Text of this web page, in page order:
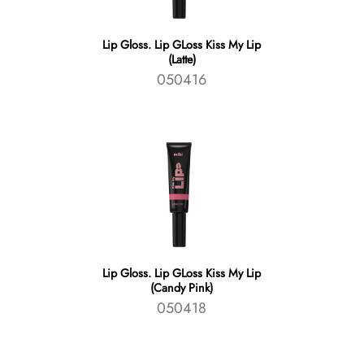
Lip Gloss. Lip GLoss Kiss My Lip
(Latte)
050416
Lip Gloss. Lip GLoss Kiss My Lip
(Candy Pink)
050418